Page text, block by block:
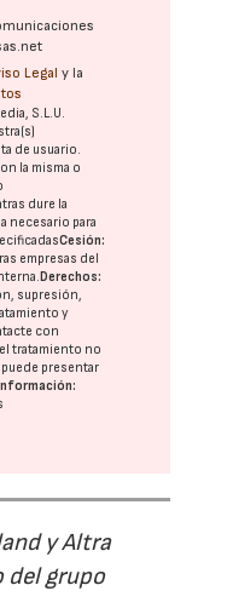
Legal y la
S.L.U.
de usuario.
la misma o
dure la
necesario para
Cesión:
empresas del
Derechos:
supresión,
y
con
tratamiento no
puede presentar
y Altra
del grupo